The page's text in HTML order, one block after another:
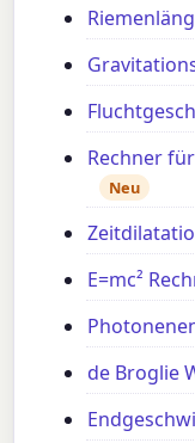
Rechner
Neu
E=mc²
de Broglie